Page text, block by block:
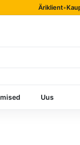
Äriklient•
Uus